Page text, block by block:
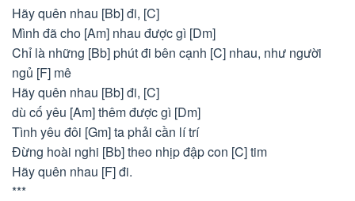
Hãy quên nhau [Bb] đi, [C]
Mình đã cho [Am] nhau được gì [Dm]
Chỉ là những [Bb] phút đi bên cạnh [C] nhau, như người
ngủ [F] mê
Hãy quên nhau [Bb] đi, [C]
dù cố yêu [Am] thêm được gì [Dm]
Tình yêu đôi [Gm] ta phải cần lí trí
Đừng hoài nghi [Bb] theo nhịp đập con [C] tim
Hãy quên nhau [F] đi.
***